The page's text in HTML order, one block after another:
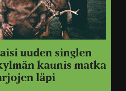
uuden singlen
kaunis matka
läpi